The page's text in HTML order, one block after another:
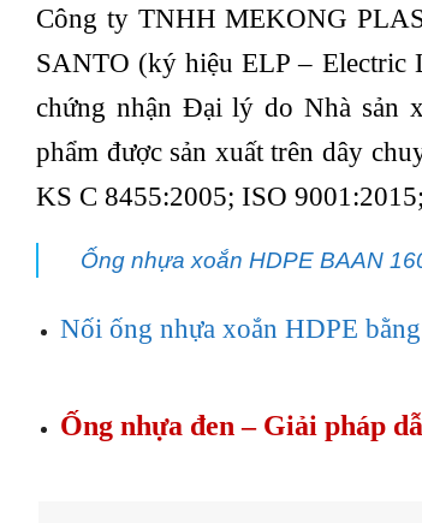
Công ty TNHH MEKONG
SANTO (ký hiệu ELP – Electric
chứng nhận Đại lý do Nhà sản
phẩm được sản xuất trên dây
KS C 8455:2005; ISO
Ống nhựa xoắn HDPE BAAN
Nối ống nhựa xoắn HDPE
Ống nhựa đen – Giải pháp